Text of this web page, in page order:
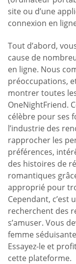
site ou d’une
connexion en
Tout d’abord,
cause de
en ligne. Nous
préoccupations,
montrer toutes
OneNightFriend.
célèbre pour ses
l’industrie des
rapprocher les
préférences,
des histoires de
romantiques
approprié pour
Cependant, c’est
recherchent des
s’amuser. Vous
femme
Essayez-le et
cette plateforme.